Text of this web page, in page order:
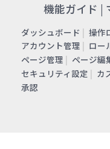
機能ガイド |
ダッシュボード 操作
アカウント管理
ロー
ページ管理
ページ編
セキュリティ設定
カ
承認